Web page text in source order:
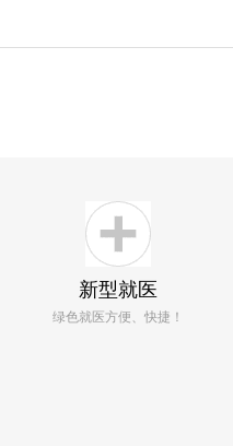
新型就医
绿色就医方便、快捷！